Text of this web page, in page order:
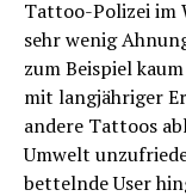
Tattoo-Polizei im
sehr wenig
zum Beispiel
mit langjähriger
andere Tattoos
Umwelt
bettelnde User